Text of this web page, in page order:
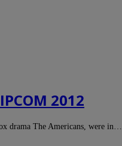
2012
drama The Americans, were in…